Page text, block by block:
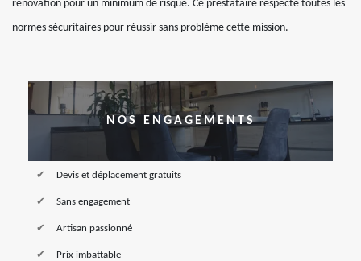
renovation pour un minimum de risque. Ce prestataire respecte toutes les
normes sécuritaires pour réussir sans problème cette mission.
NOS ENGAGEMENTS
Devis et déplacement gratuits
Sans engagement
Artisan passionné
Prix imbattable